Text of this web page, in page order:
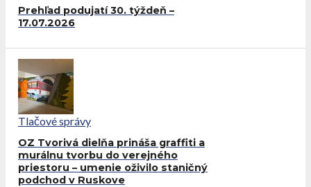
Prehľad podujatí 30. týždeň –
17.07.2026
Tlačové správy
OZ Tvorivá dielňa prináša graffiti a
murálnu tvorbu do verejného
priestoru – umenie oživilo staničný
podchod v Ruskove